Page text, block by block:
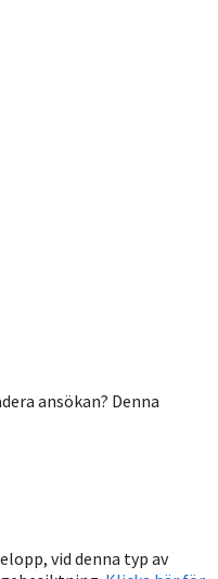
ansökan? Denna
vid denna typ av